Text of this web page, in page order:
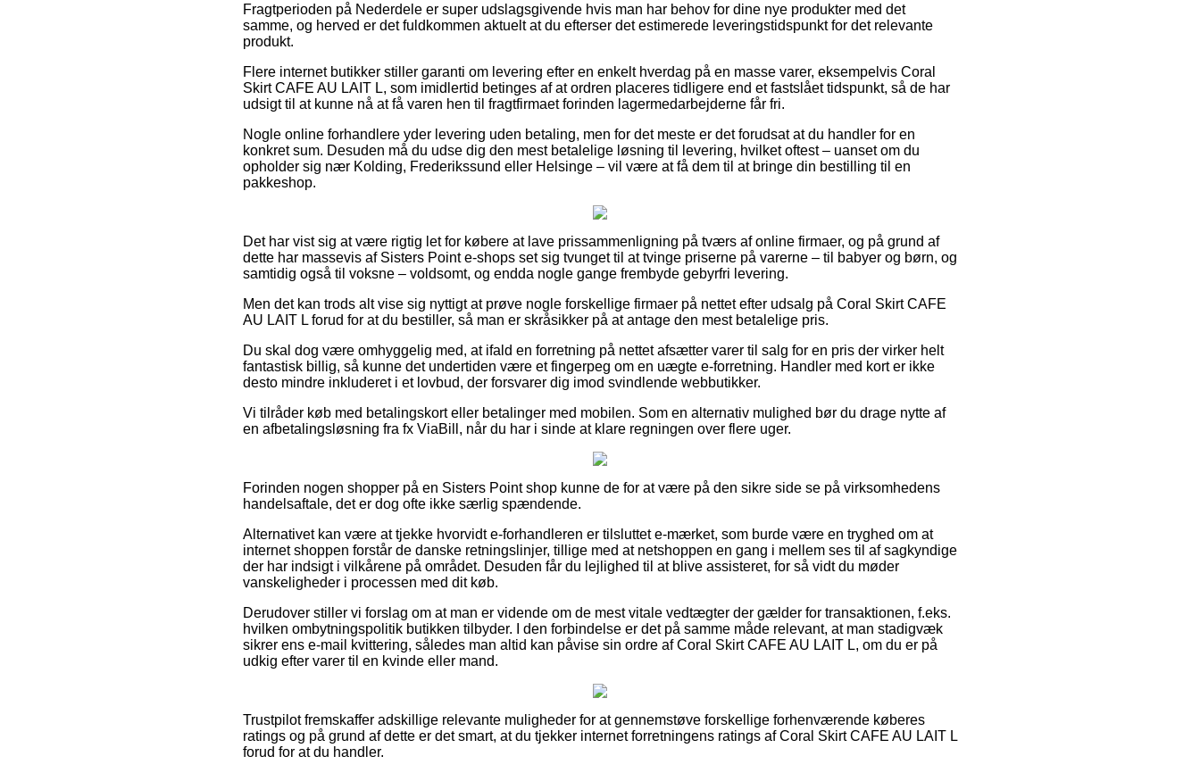
Fragtperioden på Nederdele er super udslagsgivende hvis man har behov for dine nye produkter med det
samme, og herved er det fuldkommen aktuelt at du efterser det estimerede leveringstidspunkt for det relevante
produkt.
Flere internet butikker stiller garanti om levering efter en enkelt hverdag på en masse varer, eksempelvis Coral
Skirt CAFE AU LAIT L, som imidlertid betinges af at ordren placeres tidligere end et fastslået tidspunkt, så de har
udsigt til at kunne nå at få varen hen til fragtfirmaet forinden lagermedarbejderne får fri.
Nogle online forhandlere yder levering uden betaling, men for det meste er det forudsat at du handler for en
konkret sum. Desuden må du udse dig den mest betalelige løsning til levering, hvilket oftest – uanset om du
opholder sig nær Kolding, Frederikssund eller Helsinge – vil være at få dem til at bringe din bestilling til en
pakkeshop.
Det har vist sig at være rigtig let for købere at lave prissammenligning på tværs af online firmaer, og på grund af
dette har massevis af Sisters Point e-shops set sig tvunget til at tvinge priserne på varerne – til babyer og børn, og
samtidig også til voksne – voldsomt, og endda nogle gange frembyde gebyrfri levering.
Men det kan trods alt vise sig nyttigt at prøve nogle forskellige firmaer på nettet efter udsalg på Coral Skirt CAFE
AU LAIT L forud for at du bestiller, så man er skråsikker på at antage den mest betalelige pris.
Du skal dog være omhyggelig med, at ifald en forretning på nettet afsætter varer til salg for en pris der virker helt
fantastisk billig, så kunne det undertiden være et fingerpeg om en uægte e-forretning. Handler med kort er ikke
desto mindre inkluderet i et lovbud, der forsvarer dig imod svindlende webbutikker.
Vi tilråder køb med betalingskort eller betalinger med mobilen. Som en alternativ mulighed bør du drage nytte af
en afbetalingsløsning fra fx ViaBill, når du har i sinde at klare regningen over flere uger.
Forinden nogen shopper på en Sisters Point shop kunne de for at være på den sikre side se på virksomhedens
handelsaftale, det er dog ofte ikke særlig spændende.
Alternativet kan være at tjekke hvorvidt e-forhandleren er tilsluttet e-mærket, som burde være en tryghed om at
internet shoppen forstår de danske retningslinjer, tillige med at netshoppen en gang i mellem ses til af sagkyndige
der har indsigt i vilkårene på området. Desuden får du lejlighed til at blive assisteret, for så vidt du møder
vanskeligheder i processen med dit køb.
Derudover stiller vi forslag om at man er vidende om de mest vitale vedtægter der gælder for transaktionen, f.eks.
hvilken ombytningspolitik butikken tilbyder. I den forbindelse er det på samme måde relevant, at man stadigvæk
sikrer ens e-mail kvittering, således man altid kan påvise sin ordre af Coral Skirt CAFE AU LAIT L, om du er på
udkig efter varer til en kvinde eller mand.
Trustpilot fremskaffer adskillige relevante muligheder for at gennemstøve forskellige forhenværende køberes
ratings og på grund af dette er det smart, at du tjekker internet forretningens ratings af Coral Skirt CAFE AU LAIT L
forud for at du handler.